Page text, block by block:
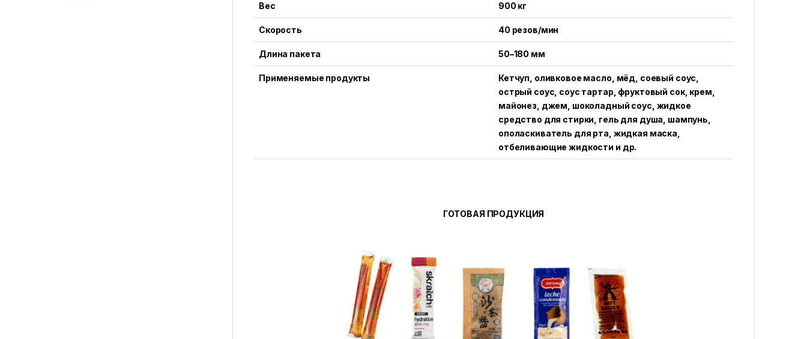
Вес 900 кг
Скорость 40 резов/мин
Длина пакета 50–180 мм
Применяемые продукты
Кетчуп, оливковое масло, мёд, соевый соус,
острый соус, соус тартар, фруктовый сок, крем,
майонез, джем, шоколадный соус, жидкое
средство для стирки, гель для душа, шампунь,
ополаскиватель для рта, жидкая маска,
отбеливающие жидкости и др.
ГОТОВАЯ ПРОДУКЦИЯ